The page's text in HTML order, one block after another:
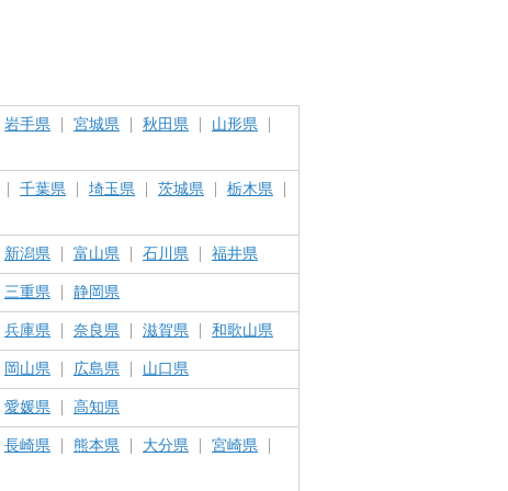
岩手県 宮城県 秋田県
山形県
千葉県 埼玉県 茨城県
栃木県
新潟県 富山県 石川県 福井県
三重県 静岡県
兵庫県 奈良県 滋賀県 和歌山県
岡山県 広島県 山口県
愛媛県 高知県
長崎県 熊本県 大分県
宮崎県